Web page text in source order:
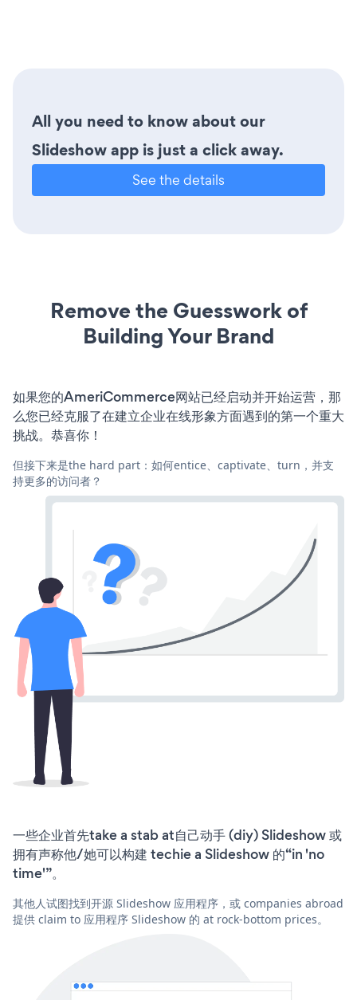
All you need to know about our
Slideshow app is just a click away.
See the details
Remove the Guesswork of
Building Your Brand
如果您的AmeriCommerce网站已经启动并开始运营，那
么您已经克服了在建立企业在线形象方面遇到的第一个重大
挑战。恭喜你！
但接下来是the hard part：如何entice、captivate、turn，并支
持更多的访问者？
一些企业首先take a stab at自己动手 (diy) Slideshow 或
拥有声称他/她可以构建 techie a Slideshow 的“in 'no
time'”。
其他人试图找到开源 Slideshow 应用程序，或 companies abroad
提供 claim to 应用程序 Slideshow 的 at rock-bottom prices。